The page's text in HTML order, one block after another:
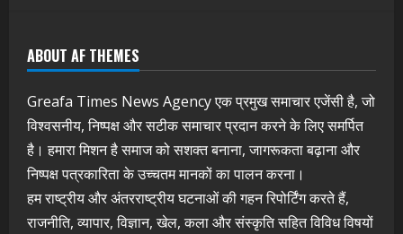
ABOUT AF THEMES
Greafa Times News Agency एक प्रमुख समाचार एजेंसी है, जो
विश्वसनीय, निष्पक्ष और सटीक समाचार प्रदान करने के लिए समर्पित
है। हमारा मिशन है समाज को सशक्त बनाना, जागरूकता बढ़ाना और
निष्पक्ष पत्रकारिता के उच्चतम मानकों का पालन करना।
हम राष्ट्रीय और अंतरराष्ट्रीय घटनाओं की गहन रिपोर्टिंग करते हैं,
राजनीति, व्यापार, विज्ञान, खेल, कला और संस्कृति सहित विविध विषयों